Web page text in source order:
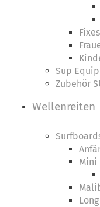
Sup
Zubehör
Wellenreiten
Mini